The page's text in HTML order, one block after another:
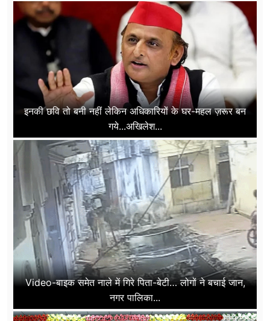
इनकी छवि तो बनी नहीं लेकिन अधिकारियों के घर-महल ज़रूर बन
गये...अखिलेश...
Video-बाइक समेत नाले में गिरे पिता-बेटी… लोगों ने बचाई जान,
नगर पालिका...